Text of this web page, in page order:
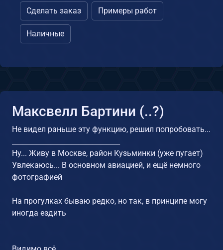
Сделать заказ Примеры работ
Наличные
Максвелл Бартини (..?)
Не видел раньше эту функцию, решил попробовать...
Ну... Живу в Москве, район Кузьминки (уже пугает)
Увлекаюсь... В основном авиацией, и ещё немного
фотографией
На прогулках бываю редко, но так, в принципе могу
иногда ездить